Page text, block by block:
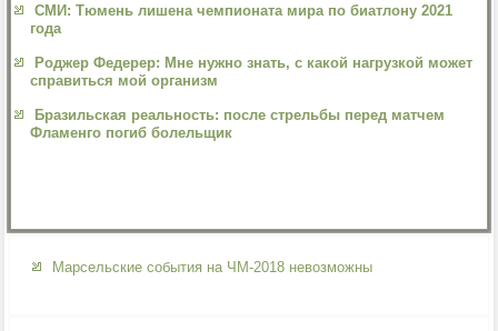
СМИ: Тюмень лишена чемпионата мира по биатлону 2021
года
Роджер Федерер: Мне нужно знать, с какой нагрузкой может
справиться мой организм
Бразильская реальность: после стрельбы перед матчем
Фламенго погиб болельщик
Марсельские события на ЧМ-2018 невозможны